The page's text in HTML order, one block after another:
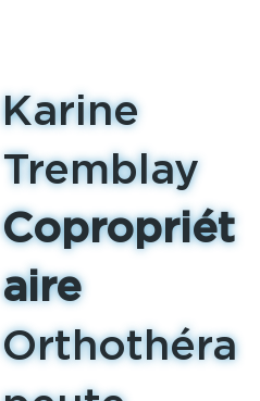
Karine
Tremblay
Copropriét
aire
Orthothéra